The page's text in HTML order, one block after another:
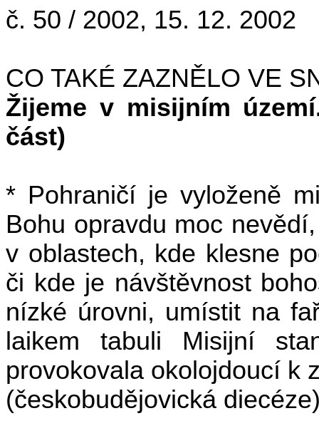
č. 50 / 2002, 15. 12. 2002
CO TAKÉ ZAZNĚLO VE
Žijeme v misijním
část)
* Pohraničí je vyloženě
Bohu opravdu moc
v oblastech, kde klesne
či kde je návštěvnost
nízké úrovni, umístit na
laikem tabuli Misijní
provokovala okolojdoucí k
(českobudějovická